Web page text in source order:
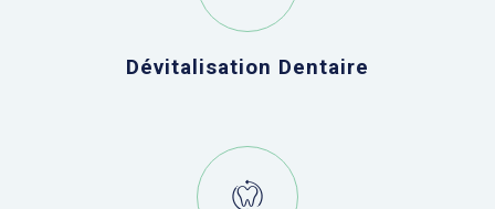
Dévitalisation Dentaire